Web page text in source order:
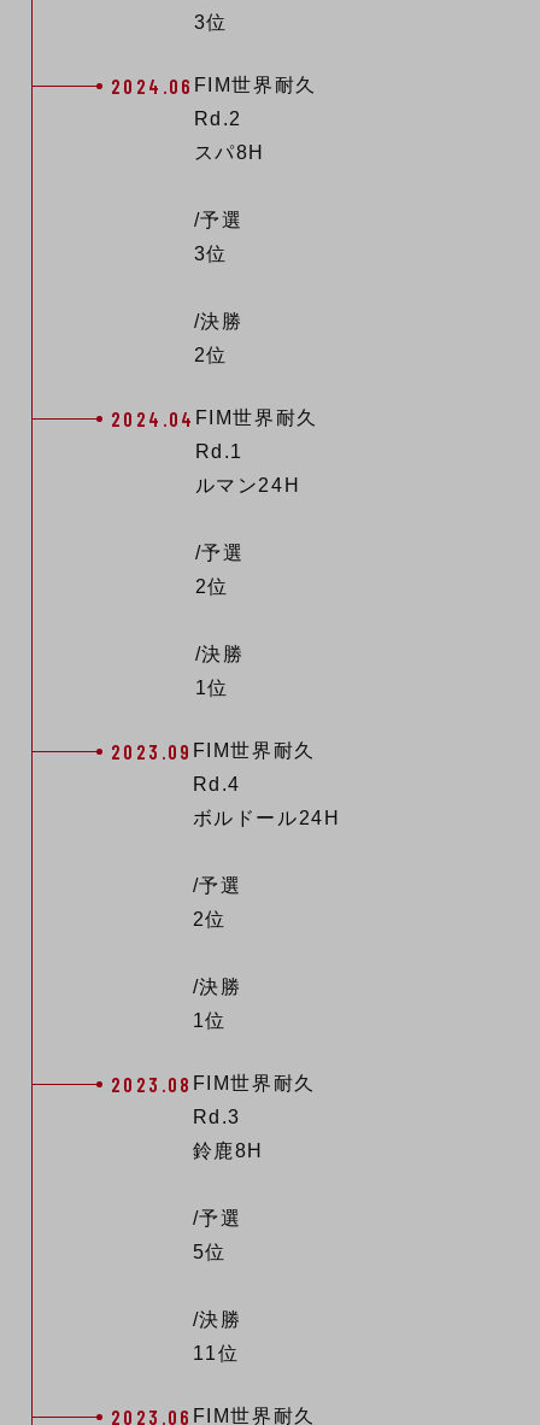
3位
2024.06 FIM世界耐久
Rd.2
スパ8H
/予選
3位
/決勝
2位
2024.04 FIM世界耐久
Rd.1
ルマン24H
/予選
2位
/決勝
1位
2023.09 FIM世界耐久
Rd.4
ボルドール24H
/予選
2位
/決勝
1位
2023.08 FIM世界耐久
Rd.3
鈴鹿8H
/予選
5位
/決勝
11位
2023.06 FIM世界耐久